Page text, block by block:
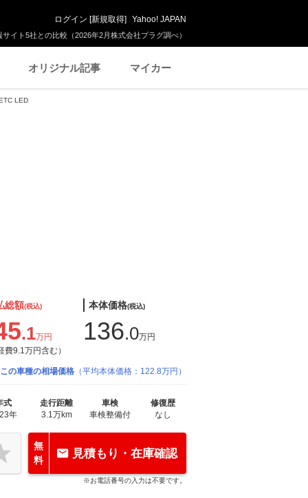
イト5社との比較（2026年2月株式会社プラグ調べ）
ログイン [新規取得] Yahoo! JAPAN
オリジナル記事 マイカー
LED
総額(税込)
.1万円
費9.1万円含む）
本体価格(税込)
136.0万円
この車種の相場価格 （平均本体価格：122.8万円）
式
年
走行距離
3.1万km
車検
車検整備付
修復歴
なし
無
料
見積もり・在庫確認
※お電話番号の入力は不要です。